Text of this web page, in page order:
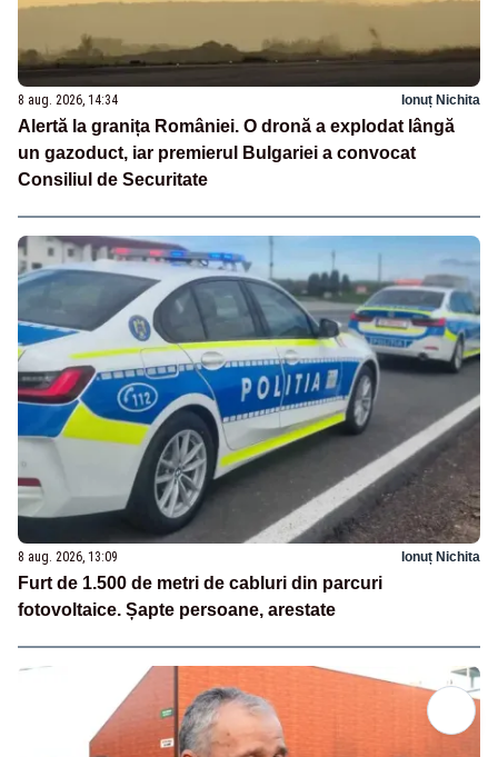
8 aug. 2026, 14:34 Ionuț Nichita
Alertă la granița României. O dronă a explodat lângă
un gazoduct, iar premierul Bulgariei a convocat
Consiliul de Securitate
8 aug. 2026, 13:09 Ionuț Nichita
Furt de 1.500 de metri de cabluri din parcuri
fotovoltaice. Șapte persoane, arestate